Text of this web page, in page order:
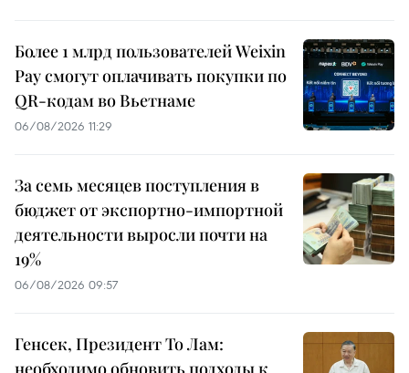
Более 1 млрд пользователей Weixin
Pay смогут оплачивать покупки по
QR-кодам во Вьетнаме
06/08/2026 11:29
За семь месяцев поступления в
бюджет от экспортно-импортной
деятельности выросли почти на
19%
06/08/2026 09:57
Генсек, Президент То Лам: